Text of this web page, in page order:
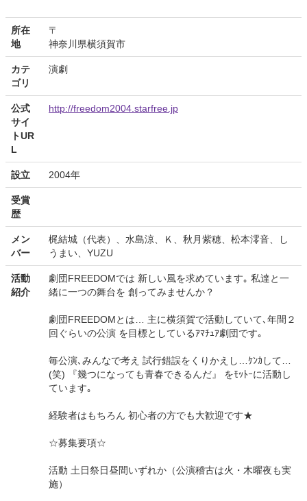
所在
地
〒
神奈川県横須賀市
カテ
ゴリ
演劇
公式
サイ
トUR
L
http://freedom2004.starfree.jp
設立 2004年
受賞
歴
メン
バー
梶結城（代表）、水島涼、Ｋ、秋月紫穂、松本澪音、し
うまい、YUZU
活動
紹介
劇団FREEDOMでは 新しい風を求めています｡ 私達と一
緒に一つの舞台を 創ってみませんか？
劇団FREEDOMとは… 主に横須賀で活動していて､年間２
回ぐらいの公演 を目標としているｱﾏﾁｭｱ劇団です｡
毎公演､みんなで考え 試行錯誤をくりかえし…ｹﾝｶして…
(笑) 『幾つになっても青春できるんだ』 をﾓｯﾄｰに活動し
ています｡
経験者はもちろん 初心者の方でも大歓迎です★
☆募集要項☆
活動 土日祭日昼間いずれか（公演稽古は火・木曜夜も実
施）